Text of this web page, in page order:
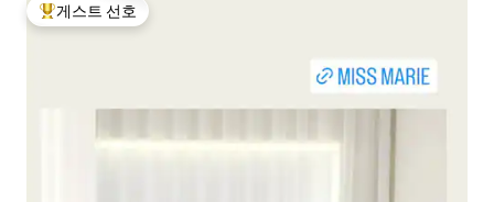
상위 게스트 선호
게스트 선호